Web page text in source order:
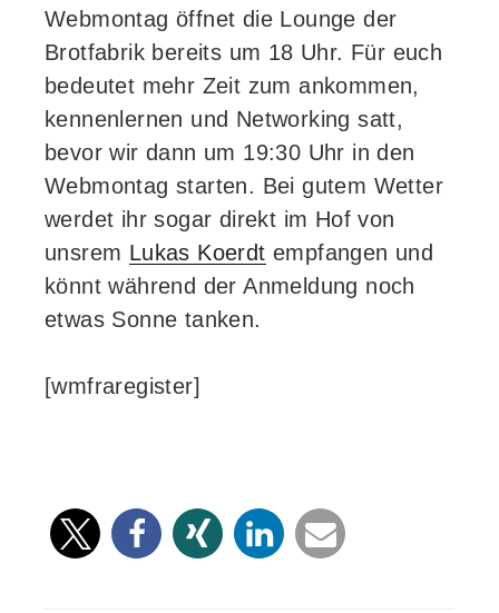
Webmontag öffnet die Lounge der
Brotfabrik bereits um 18 Uhr. Für euch
bedeutet mehr Zeit zum ankommen,
kennenlernen und Networking satt,
bevor wir dann um 19:30 Uhr in den
Webmontag starten. Bei gutem Wetter
werdet ihr sogar direkt im Hof von
unsrem Lukas Koerdt empfangen und
könnt während der Anmeldung noch
etwas Sonne tanken.
[wmfraregister]